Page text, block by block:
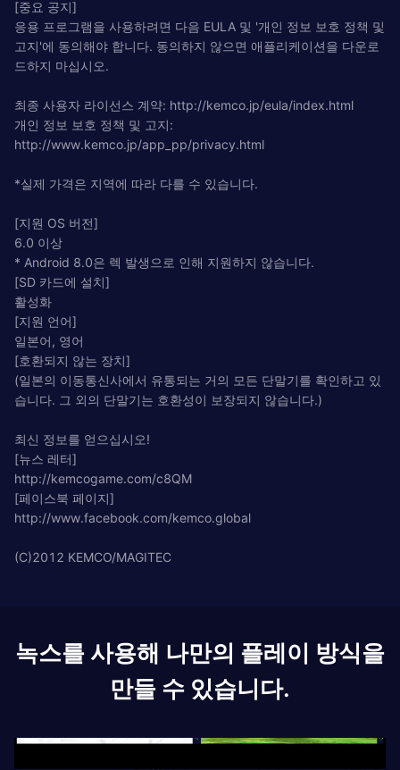
[중요 공지]
응용 프로그램을 사용하려면 다음 EULA 및 '개인 정보 보호 정책 및
고지'에 동의해야 합니다. 동의하지 않으면 애플리케이션을 다운로
드하지 마십시오.
최종 사용자 라이선스 계약: http://kemco.jp/eula/index.html
개인 정보 보호 정책 및 고지:
http://www.kemco.jp/app_pp/privacy.html
*실제 가격은 지역에 따라 다를 수 있습니다.
[지원 OS 버전]
6.0 이상
* Android 8.0은 렉 발생으로 인해 지원하지 않습니다.
[SD 카드에 설치]
활성화
[지원 언어]
일본어, 영어
[호환되지 않는 장치]
(일본의 이동통신사에서 유통되는 거의 모든 단말기를 확인하고 있
습니다. 그 외의 단말기는 호환성이 보장되지 않습니다.)
최신 정보를 얻으십시오!
[뉴스 레터]
http://kemcogame.com/c8QM
[페이스북 페이지]
http://www.facebook.com/kemco.global
(C)2012 KEMCO/MAGITEC
녹스를 사용해 나만의 플레이 방식을
만들 수 있습니다.